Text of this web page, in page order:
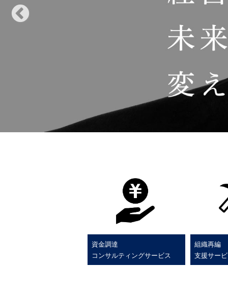
資金調達
コンサルティングサービス
組織再編
支援サー